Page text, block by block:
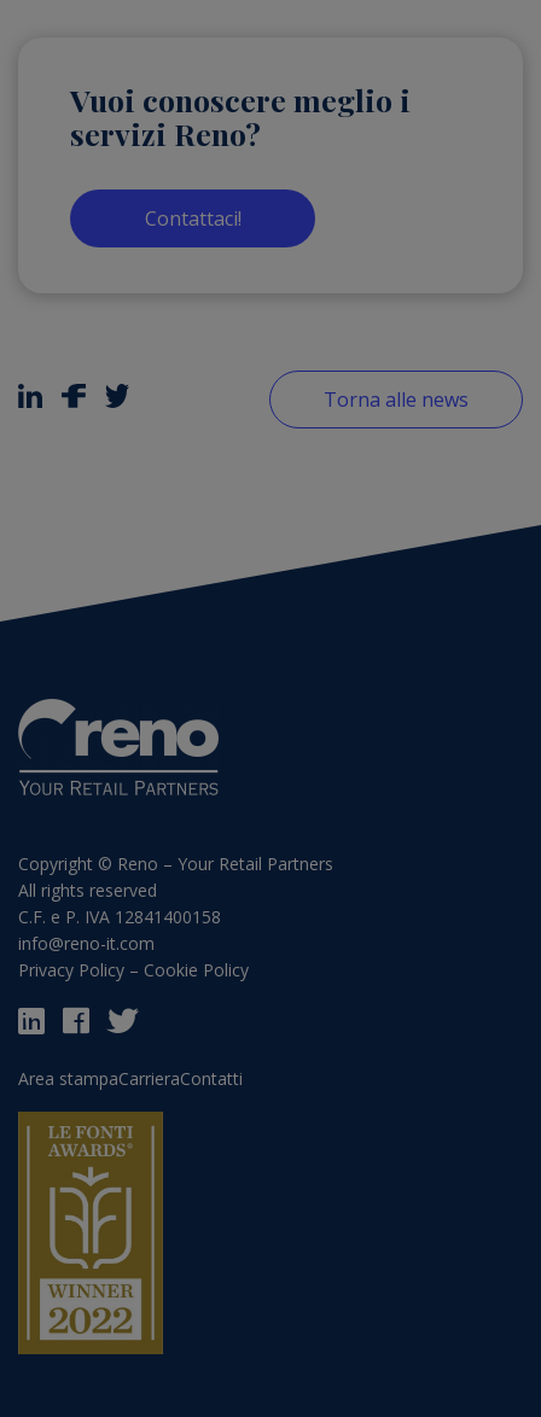
Vuoi conoscere meglio i
servizi Reno?
Contattaci!
Torna alle news
Copyright © Reno – Your Retail Partners
All rights reserved
C.F. e P. IVA 12841400158
info@reno-it.com
Privacy Policy – Cookie Policy
Area stampaCarrieraContatti